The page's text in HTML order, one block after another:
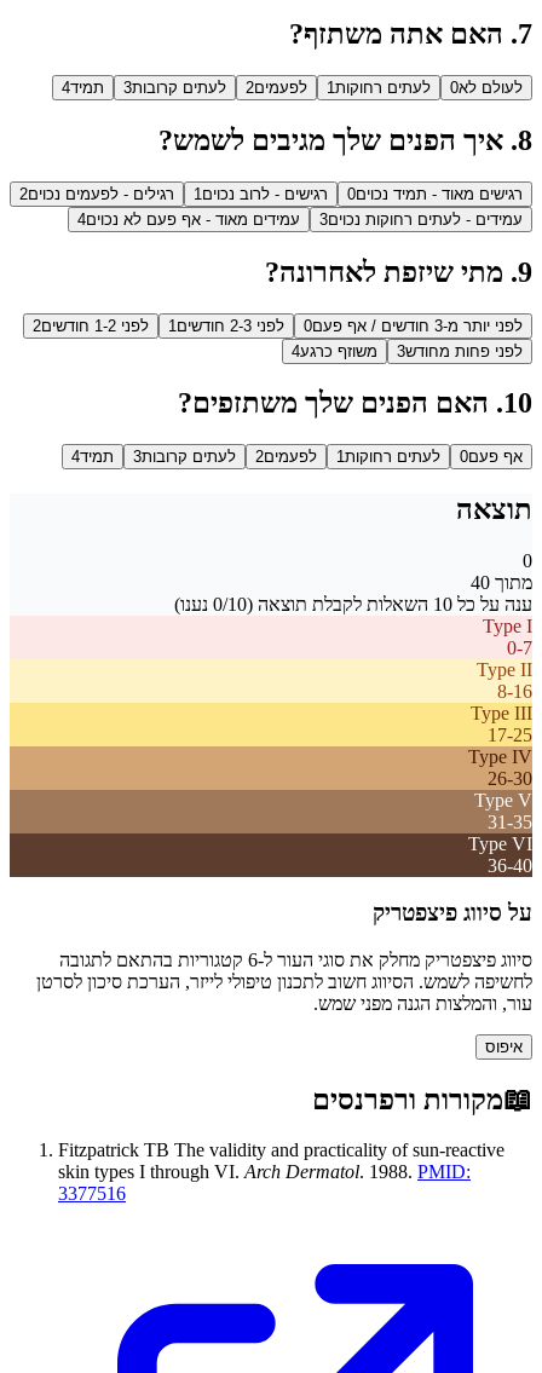
7
. האם אתה משתזף?
לעולם לא0 לעתים רחוקות 1 לפעמים2 לעתים קרובות3 תמיד4
8
. איך הפנים שלך מגיבים לשמש?
רגישים מאוד - תמיד נכוים0 רגישים - לרוב נכוים 1 רגילים - לפעמים נכוים2
עמידים - לעתים רחוקות נכוים3 עמידים מאוד - אף פעם לא נכוים4
9
. מתי שיזפת לאחרונה?
לפני יותר מ-3 חודשים / אף פעם 0 לפני 2-3 חודשים 1 לפני 1-2 חודשים
2
לפני פחות מחודש3 משוזף כרגע4
10
. האם הפנים שלך משתזפים?
אף פעם0 לעתים רחוקות1 לפעמים2 לעתים קרובות3 תמיד4
תוצאה
0
מתוך 40
ענה על כל 10 השאלות לקבלת תוצאה (
0/10 נענו)
Type I
0-7
Type II
8-16
Type III
17-25
Type IV
26-30
Type V
31-35
Type VI
36-40
על סיווג פיצפטריק
סיווג פיצפטריק מחלק את סוגי העור ל-6 קטגוריות בהתאם לתגובה
לחשיפה לשמש. הסיווג חשוב לתכנון טיפולי לייזר, הערכת סיכון לסרטן
עור, והמלצות הגנה מפני שמש.
איפוס
📖מקורות ורפרנסים
Fitzpatrick TB The validity and practicality of sun-reactive
skin types I through VI. Arch Dermatol. 1988. PMID:
3377516